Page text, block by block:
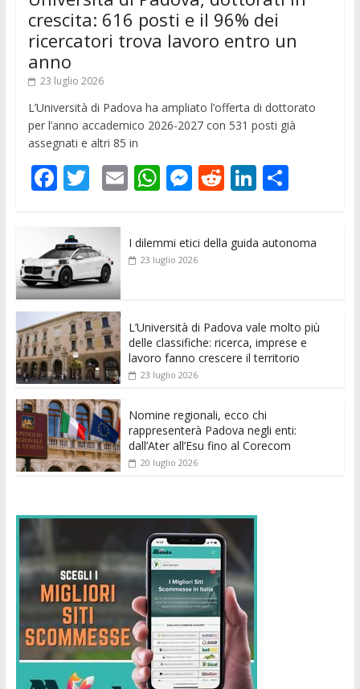
crescita: 616 posti e il 96% dei
ricercatori trova lavoro entro un
anno
23 luglio 2026
L’Università di Padova ha ampliato l’offerta di dottorato
per l’anno accademico 2026-2027 con 531 posti già
assegnati e altri 85 in
F
e
b
o
o
k
T
itt
er
E
ai
l
W
s
p
M
ss
e
er
R
di
Li
e
C
di
I dilemmi etici della guida autonoma
23 luglio 2026
L’Università di Padova vale molto più
delle classifiche: ricerca, imprese e
lavoro fanno crescere il territorio
23 luglio 2026
Nomine regionali, ecco chi
rappresenterà Padova negli enti:
dall’Ater all’Esu fino al Corecom
20 luglio 2026